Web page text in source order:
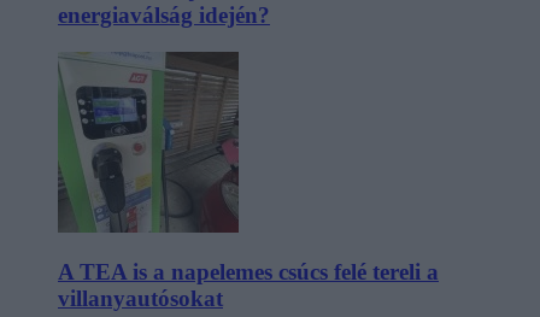
energiaválság idején?
A TEA is a napelemes csúcs felé tereli a
villanyautósokat